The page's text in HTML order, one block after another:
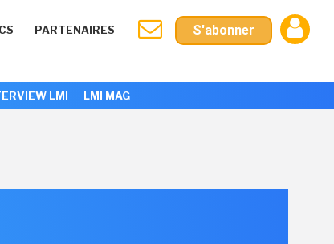
PARTENAIRES S'abonner
LMI LMI MAG